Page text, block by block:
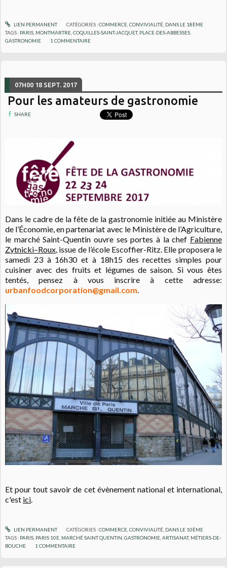
LIEN PERMANENT CATÉGORIES :COMMERCE, CONVIVIALITÉ, DANS LE 18ÈME
TAGS : PARIS MONTMARTRE ,COQUILLES-SAINT-JACQUET, PLACE-DES-ABBESSES
GASTRONOMIE
1 COMMENTAIRE
07H00 18 SEPT. 2017
Pour les amateurs de gastronomie
SHARE
Dans le cadre de la fête de la gastronomie initiée au Ministère
de l’Économie, en partenariat avec le Ministère de l’Agriculture,
le marché Saint-Quentin ouvre ses portes à la chef Fabienne
Zytnicki–Roux , issue de l’école Escoffier-Ritz. Elle proposera le
samedi 23 à 16h30 et à 18h15 des recettes simples pour
cuisiner avec des fruits et légumes de saison. Si vous êtes
tentés, pensez à vous inscrire à cette adresse:
urbanfoodcorporation@gmail.com
Et pour tout savoir de cet évènement national et international,
c'est ici.
LIEN PERMANENT CATÉGORIES :COMMERCE, CONVIVIALITÉ, DANS LE 10ÈME
TAGS : PARIS PARIS 10E MARCHÉ SAINT QUENTIN ,GASTRONOMIE ,ARTISANAT, MÉTIERS-DE-
BOUCHE
1 COMMENTAIRE